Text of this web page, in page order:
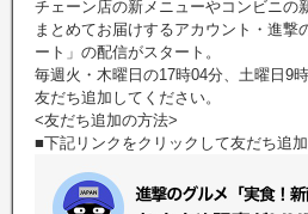
チェーン店の新メニューやコンビニの
まとめてお届けするアカウント・進撃
ート」の配信がスタート。
毎週火・木曜日の17時04分、土曜日9
友だち追加してください。
<友だち追加の方法>
■下記リンクをクリックして友だち追